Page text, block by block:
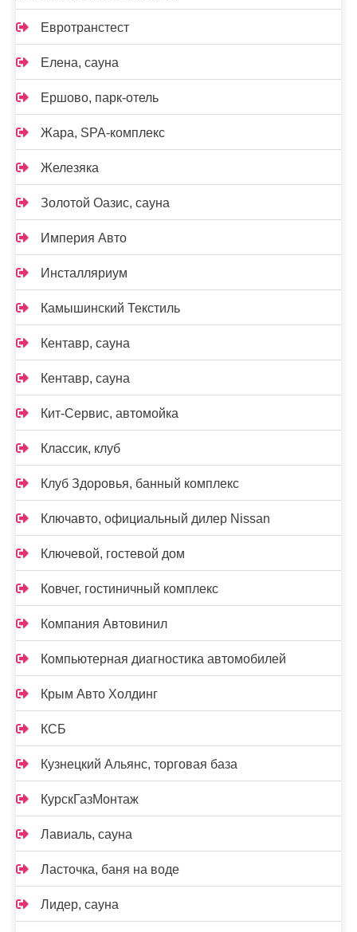
Евротранстест
Елена, сауна
Ершово, парк-отель
Жара, SPA-комплекс
Железяка
Золотой Оазис, сауна
Империя Авто
Инсталляриум
Камышинский Текстиль
Кентавр, сауна
Кентавр, сауна
Кит-Сервис, автомойка
Классик, клуб
Клуб Здоровья, банный комплекс
Ключавто, официальный дилер Nissan
Ключевой, гостевой дом
Ковчег, гостиничный комплекс
Компания Автовинил
Компьютерная диагностика автомобилей
Крым Авто Холдинг
КСБ
Кузнецкий Альянс, торговая база
КурскГазМонтаж
Лавиаль, сауна
Ласточка, баня на воде
Лидер, сауна